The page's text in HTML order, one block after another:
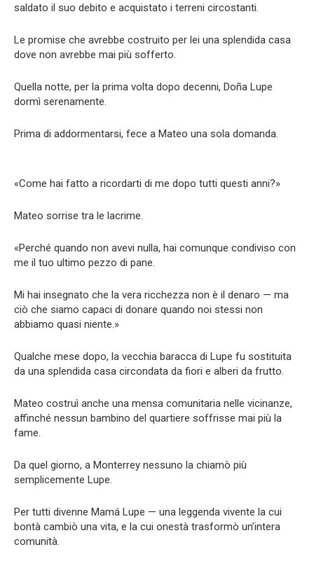
saldato il suo debito e acquistato i terreni circostanti.
Le promise che avrebbe costruito per lei una splendida casa
dove non avrebbe mai più sofferto.
Quella notte, per la prima volta dopo decenni, Doña Lupe
dormì serenamente.
Prima di addormentarsi, fece a Mateo una sola domanda.
«Come hai fatto a ricordarti di me dopo tutti questi anni?»
Mateo sorrise tra le lacrime.
«Perché quando non avevi nulla, hai comunque condiviso con
me il tuo ultimo pezzo di pane.
Mi hai insegnato che la vera ricchezza non è il denaro — ma
ciò che siamo capaci di donare quando noi stessi non
abbiamo quasi niente.»
Qualche mese dopo, la vecchia baracca di Lupe fu sostituita
da una splendida casa circondata da fiori e alberi da frutto.
Mateo costruì anche una mensa comunitaria nelle vicinanze,
affinché nessun bambino del quartiere soffrisse mai più la
fame.
Da quel giorno, a Monterrey nessuno la chiamò più
semplicemente Lupe.
Per tutti divenne Mamá Lupe — una leggenda vivente la cui
bontà cambiò una vita, e la cui onestà trasformò un’intera
comunità.